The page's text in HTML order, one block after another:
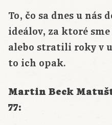
To, čo sa dnes u nás
ideálov, za ktoré
alebo stratili roky v
to ich opak.
Martin Beck
77: